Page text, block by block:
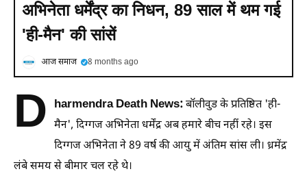
अभिनेता धर्मेंद्र का निधन, 89 साल में थम गई
'ही-मैन' की सांसें
आज समाज 8 months ago
D harmendra Death News:बॉलीवुड के प्रतिष्ठित 'ही-
मैन', दिग्गज अभिनेता धर्मेंद्र अब हमारे बीच नहीं रहे। इस
दिग्गज अभिनेता ने 89 वर्ष की आयु में अंतिम सांस ली। ध्रमेंद्र
लंबे समय से बीमार चल रहे थे।